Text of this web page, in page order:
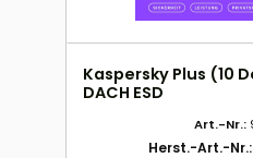
Kaspersky Plus (10
DACH ESD
Art.-Nr.:
Herst.-Art.-Nr.: